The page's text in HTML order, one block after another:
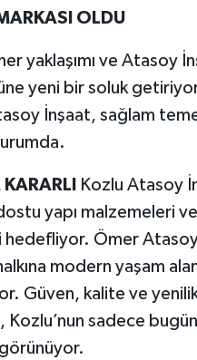
OLDU
yaklaşımı ve Atasoy
yeni bir soluk
İnşaat, sağlam
Kozlu Atasoy
yapı malzemeleri
hedefliyor. Ömer
modern yaşam
Güven, kalite ve
sadece
görünüyor.